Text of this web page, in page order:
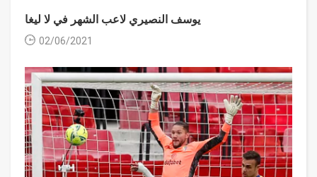
يوسف النصيري لاعب الشهر في لا ليغا
02/06/2021